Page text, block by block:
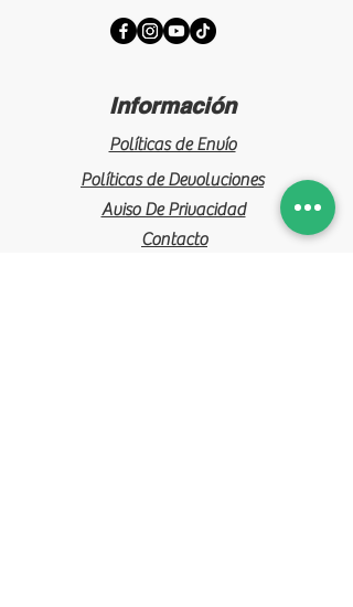
Información
Políticas de Envío
Políticas de Devoluciones
Aviso De Privacidad
Contacto